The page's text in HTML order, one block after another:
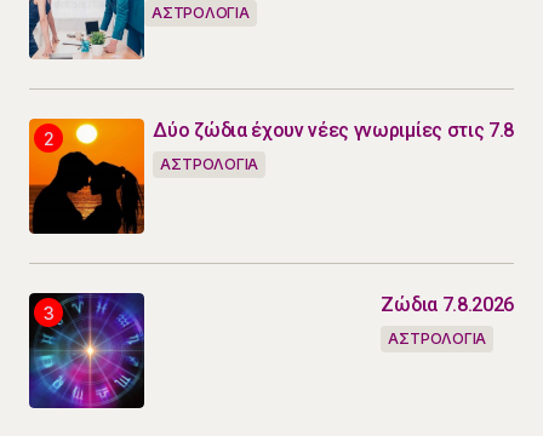
ΑΣΤΡΟΛΟΓΙΑ
Δύο ζώδια έχουν νέες γνωριμίες στις 7.8
ΑΣΤΡΟΛΟΓΙΑ
Ζώδια 7.8.2026
ΑΣΤΡΟΛΟΓΙΑ